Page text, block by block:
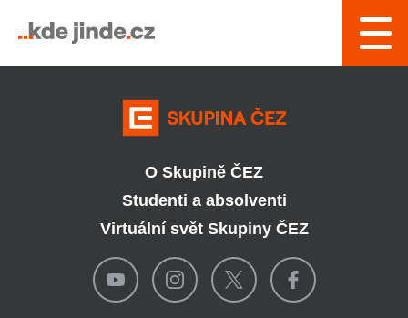
O Skupině ČEZ
Studenti a absolventi
Virtuální svět Skupiny ČEZ